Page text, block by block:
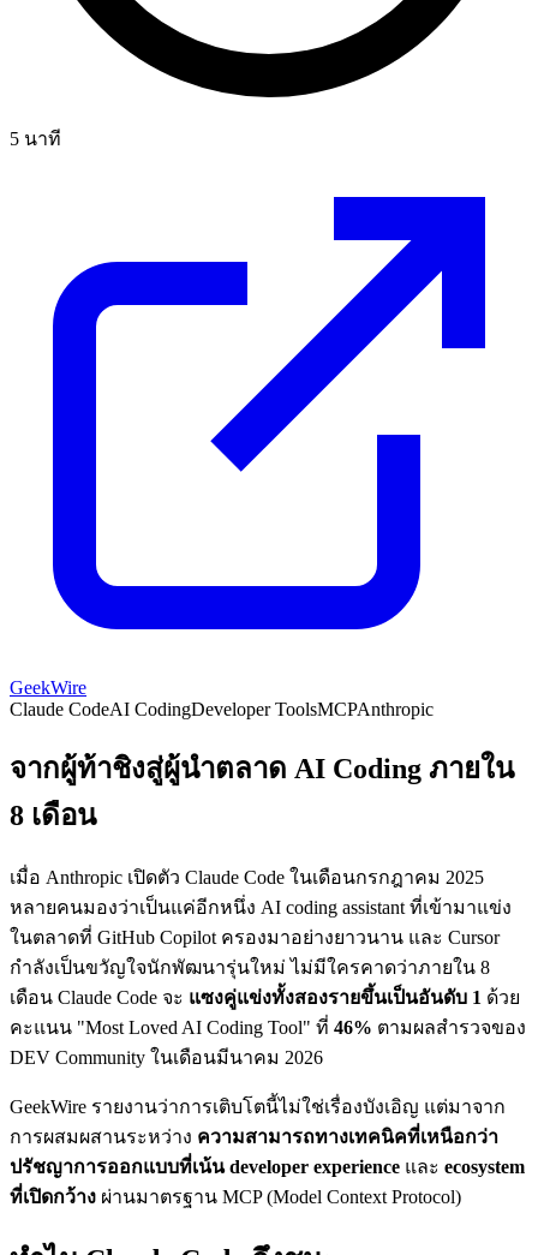
5 นาที
GeekWire
Claude CodeAI CodingDeveloper ToolsMCPAnthropic
จากผู้ท้าชิงสู่ผู้นำตลาด AI Coding ภายใน
8 เดือน
เมื่อ Anthropic เปิดตัว Claude Code ในเดือนกรกฎาคม 2025
หลายคนมองว่าเป็นแค่อีกหนึ่ง AI coding assistant ที่เข้ามาแข่ง
ในตลาดที่ GitHub Copilot ครองมาอย่างยาวนาน และ Cursor
กำลังเป็นขวัญใจนักพัฒนารุ่นใหม่ ไม่มีใครคาดว่าภายใน 8
เดือน Claude Code จะ แซงคู่แข่งทั้งสองรายขึ้นเป็นอันดับ 1 ด้วย
คะแนน "Most Loved AI Coding Tool" ที่ 46% ตามผลสำรวจของ
DEV Community ในเดือนมีนาคม 2026
GeekWire รายงานว่าการเติบโตนี้ไม่ใช่เรื่องบังเอิญ แต่มาจาก
การผสมผสานระหว่าง ความสามารถทางเทคนิคที่เหนือกว่า
ปรัชญาการออกแบบที่เน้น developer experience และ ecosystem
ที่เปิดกว้าง ผ่านมาตรฐาน MCP (Model Context Protocol)